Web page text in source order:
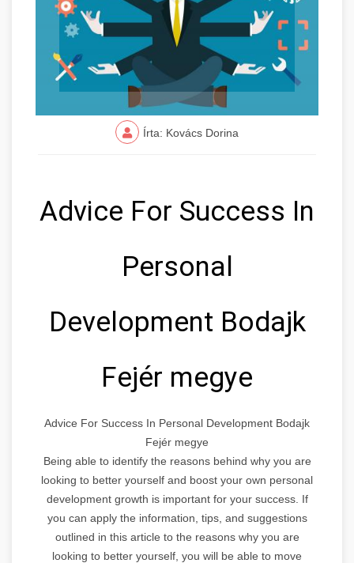
Írta: Kovács Dorina
Advice For Success In
Personal
Development Bodajk
Fejér megye
Advice For Success In Personal Development Bodajk
Fejér megye
Being able to identify the reasons behind why you are
looking to better yourself and boost your own personal
development growth is important for your success. If
you can apply the information, tips, and suggestions
outlined in this article to the reasons why you are
looking to better yourself, you will be able to move